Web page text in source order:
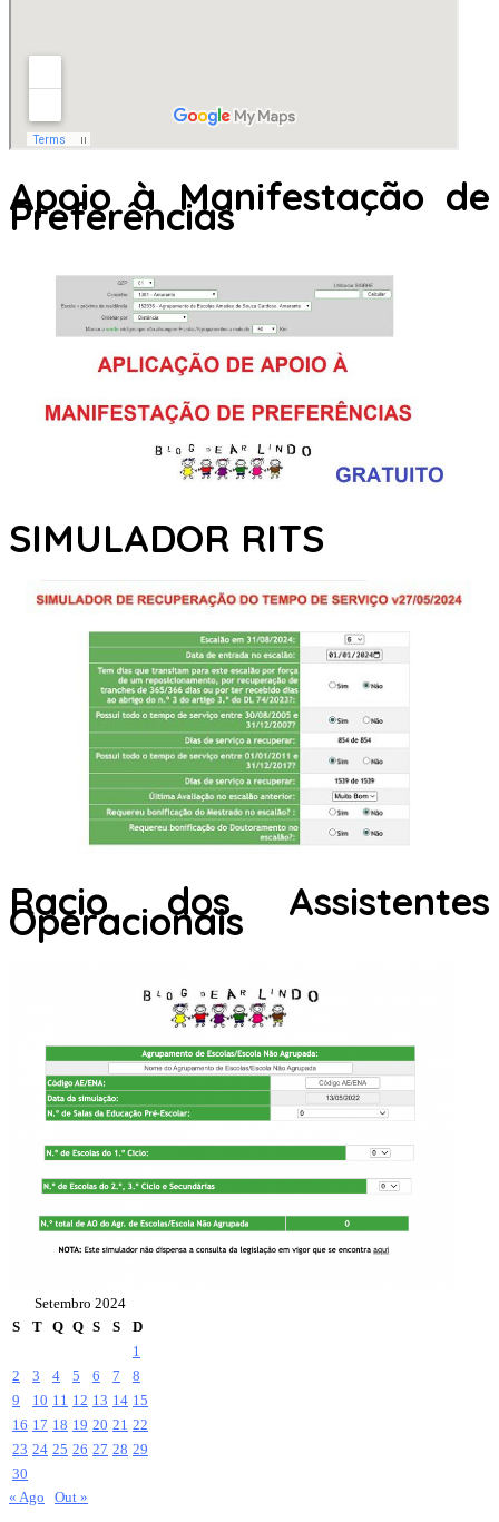
Apoio à Manifestação de
Preferências
SIMULADOR RITS
Racio dos Assistentes
Operacionais
Setembro 2024
S
T Q Q S S
D
1
2
3 4 5 6 7
8
9
10 11 12 13 14 15
16 17 18 19 20 21 22
23 24 25 26 27 28 29
30
« Ago
Out »